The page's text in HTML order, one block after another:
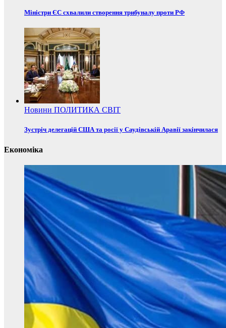
Міністри ЄС схвалили створення трибуналу проти РФ
Новини ПОЛИТИКА СВІТ
Зустріч делегацій США та росії у Саудівській Аравії закінчилася
Економіка